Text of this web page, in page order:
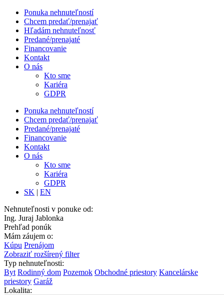
Ponuka nehnuteľností
Chcem predať/prenajať
Hľadám nehnuteľnosť
Predané/prenajaté
Financovanie
Kontakt
O nás
Kto sme
Kariéra
GDPR
Ponuka nehnuteľností
Chcem predať/prenajať
Predané/prenajaté
Financovanie
Kontakt
O nás
Kto sme
Kariéra
GDPR
SK | EN
Nehnuteľnosti v ponuke od:
Ing. Juraj Jablonka
Prehľad ponúk
Mám záujem o:
Kúpu Prenájom
Zobraziť rozšírený filter
Typ nehnuteľnosti:
Byt Rodinný dom Pozemok Obchodné priestory Kancelárske
priestory Garáž
Lokalita: